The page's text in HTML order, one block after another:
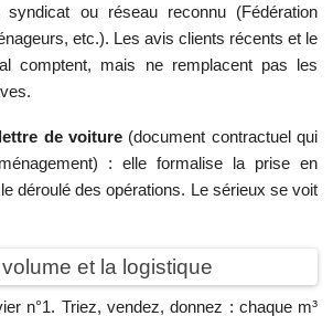
ou réseau reconnu (Fédération
etc.). Les avis clients récents et le
comptent, mais ne remplacent pas les
lettre de voiture(document contractuel qui
: elle formalise la prise en
déroulé des opérations. Le sérieux se voit
et la logistique
n°1. Triez, vendez, donnez : chaque m³